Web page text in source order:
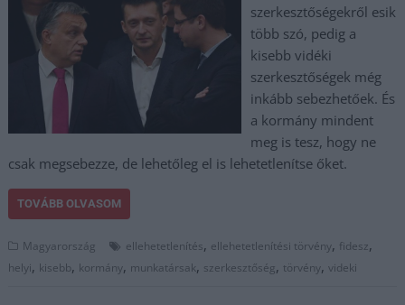
szerkesztőségekről esik
több szó, pedig a
kisebb vidéki
szerkesztőségek még
inkább sebezhetőek. És
a kormány mindent
meg is tesz, hogy ne
csak megsebezze, de lehetőleg el is lehetetlenítse őket.
TOVÁBB OLVASOM
Magyarország ellehetetlenítés, ellehetetlenítési törvény, fidesz,
helyi, kisebb, kormány, munkatársak, szerkesztőség, törvény,videki